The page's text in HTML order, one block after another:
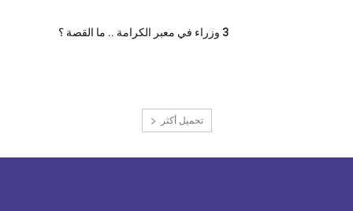
3 وزراء في معبر الكرامة .. ما القصة ؟
تحميل أكثر